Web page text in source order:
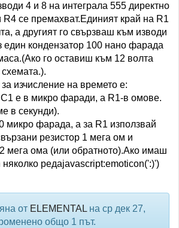
4 и 8 на интеграла 555 директно
се премахват.Единият край на R1
а другият го свързваш към изводи
един кондензатор 100 нано фарада
го оставиш към 12 волта
изчисление на времето е:
С1 е в микро фаради, а R1-в омове.
в секунди).
микро фарада, а за R1 използвай
резистор 1 мега ом и
мега ома (или обратното).Ако имаш
редаjavascript:emoticon(':)')
от ELEMENTAL на ср дек 27,
общо 1 път.